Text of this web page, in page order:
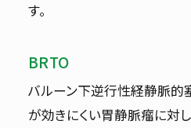
す。
BRTO
バルーン下逆行性経静脈的
が効きにくい胃静脈瘤に対